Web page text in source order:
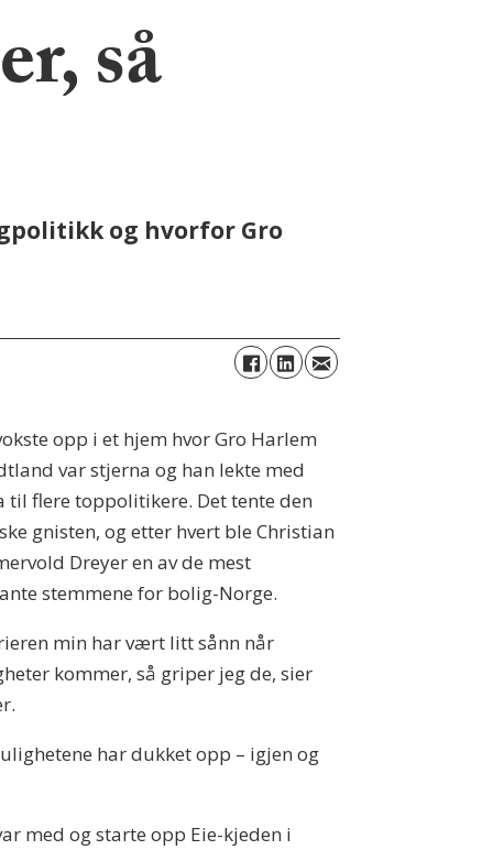
så
og hvorfor Gro
opp i et hjem hvor Gro Harlem
var stjerna og han lekte med
til flere toppolitikere. Det tente den
gnisten, og etter hvert ble Christian
Dreyer en av de mest
stemmene for bolig-Norge.
min har vært litt sånn når
kommer, så griper jeg de, sier
har dukket opp – igjen og
med og starte opp Eie-kjeden i